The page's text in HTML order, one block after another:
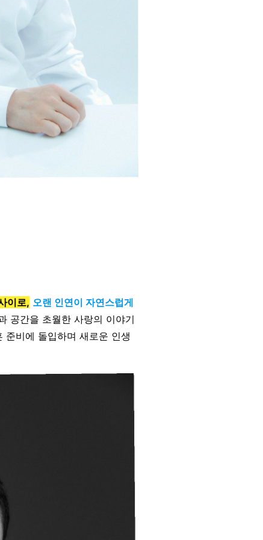
이로, 오랜 인연이 자연스럽게
공간을 초월한 사랑의 이야기
준비에 돌입하며 새로운 인생